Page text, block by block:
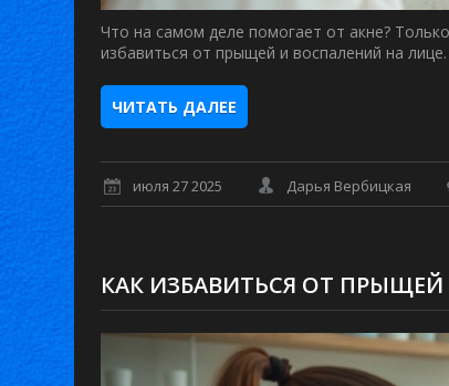
Что на самом деле помогает от акне?
избавиться от прыщей и воспалений на лице.
ЧИТАТЬ ДАЛЕЕ
июля 27 2025 Дарья Вербицкая
КАК ИЗБАВИТЬСЯ ОТ